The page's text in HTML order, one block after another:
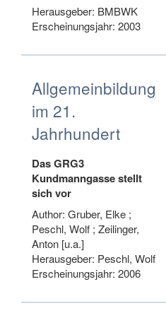
Herausgeber: BMBWK
Erscheinungsjahr: 2003
Allgemeinbildung
im 21.
Jahrhundert
Das GRG3
Kundmanngasse stellt
sich vor
Author: Gruber, Elke ;
Peschl, Wolf ; Zeilinger,
Anton [u.a.]
Herausgeber: Peschl, Wolf
Erscheinungsjahr: 2006